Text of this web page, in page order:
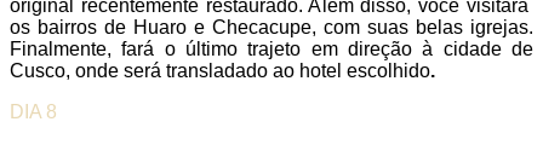
original recentemente restaurado. Além disso, você visitará
os bairros de Huaro e Checacupe, com suas belas igrejas.
Finalmente, fará o último trajeto em direção à cidade de
Cusco, onde será transladado ao hotel escolhido.
DIA 8